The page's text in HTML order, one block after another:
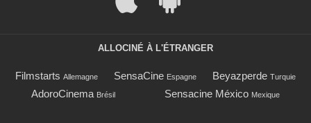
ALLOCINÉ À L'ÉTRANGER
Filmstarts Allemagne SensaCine Espagne Beyazperde Turquie
AdoroCinema Brésil Sensacine México Mexique